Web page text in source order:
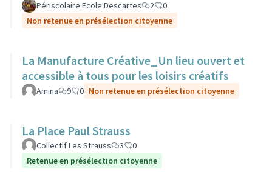
Périscolaire Ecole Descartes 2
0
Non retenue en présélection citoyenne
La Manufacture Créative_Un lieu ouvert et
accessible à tous pour les loisirs créatifs
Amina 9 0 Non retenue en présélection citoyenne
La Place Paul Strauss
Collectif Les Strauss 3
0
Retenue en présélection citoyenne